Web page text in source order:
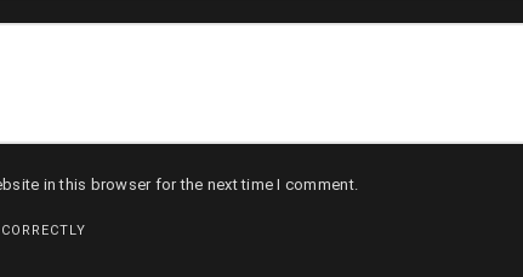
in this browser for the next time I comment.